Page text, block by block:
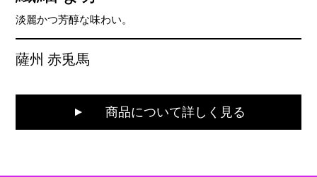
淡麗かつ芳醇な味わい。
薩州 赤兎馬
商品について詳しく見る